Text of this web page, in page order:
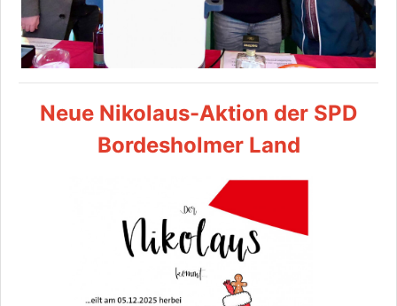
Neue Nikolaus-Aktion der SPD
Bordesholmer Land